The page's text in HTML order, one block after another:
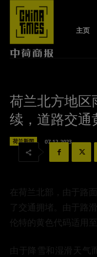
主页
荷兰北方地区
续，道路交通
荷兰新闻 07-12-2023
在荷兰北部，由于路
了交通拥堵。由于路
伦特的黄色代码适用
由于降雪和湿滑天